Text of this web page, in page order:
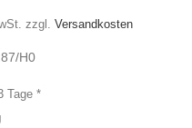
zzgl. Versandkosten
H0
Tage *